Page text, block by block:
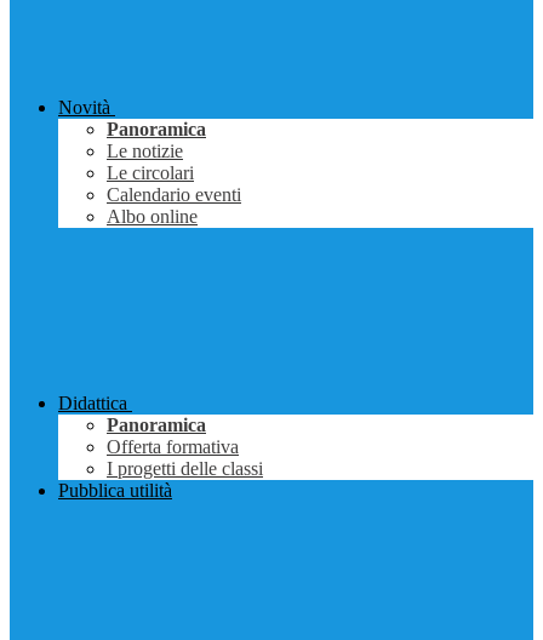
Novità
Panoramica
Le notizie
Le circolari
Calendario eventi
Albo online
Didattica
Panoramica
Offerta formativa
I progetti delle classi
Pubblica utilità